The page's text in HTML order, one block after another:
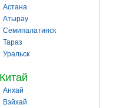
Астана
Атырау
Семипалатинск
Тараз
Уральск
Китай
Анхай
Вэйхай